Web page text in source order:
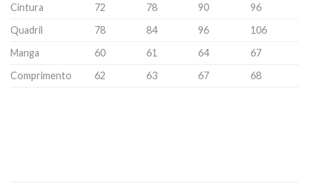
Cintura
72 78 90
96
Quadril
78 84 96
106
Manga
60 61 64
67
Comprimento
62 63 67 68